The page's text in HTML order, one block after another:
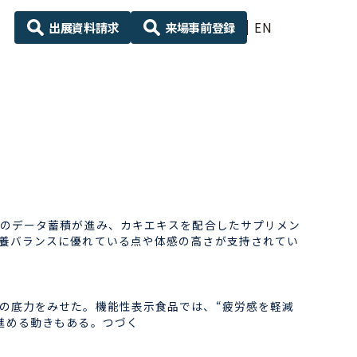
EN
出展資料請求 来場事前登録
データ蓄積が進み、カキエキスを配合したサプリメン
バランスに優れている点や体感の高さが支持されてい
力をみせた。機能性表示食品では、“疲労感を軽減
る動きもある。つづく